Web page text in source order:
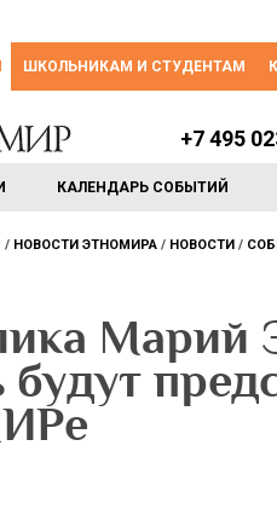
ШКОЛЬНИКАМ И СТУДЕНТАМ
КАЛЕНДАРЬ СОБЫТИЙ
+7 495
НОВОСТИ ЭТНОМИРА НОВОСТИ
Марий
будут